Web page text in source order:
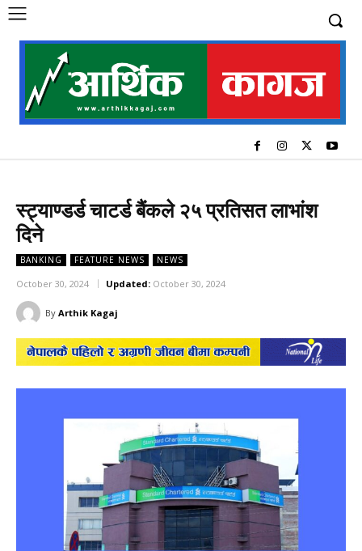
स्ट्याण्डर्ड चाटर्ड बैंकले २५ प्रतिसत लाभांश
दिने
BANKING FEATURE NEWS NEWS
October 30, 2024 Updated: October 30, 2024
By Arthik Kagaj